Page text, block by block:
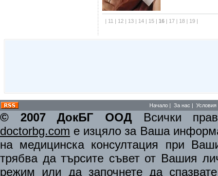
| 11 | 12 | 13 | 14 | 15 | 16 | 17 | 18 | 19 |
Начало | За нас | Условия
© 2007 ДокБГ ООД Всички
doctorbg.com е изцяло за Ваша
на медицинска консултация при
трябва да търсите съвет от Вашия
режим или да започнете да